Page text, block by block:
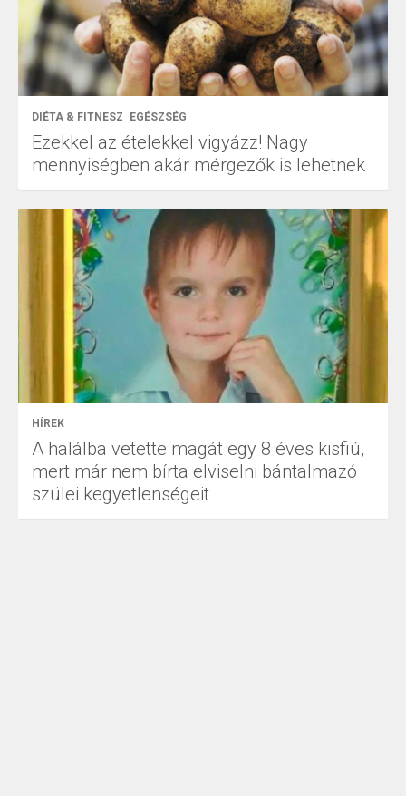
DIÉTA & FITNESZ EGÉSZSÉG
Ezekkel az ételekkel vigyázz! Nagy
mennyiségben akár mérgezők is lehetnek
HÍREK
A halálba vetette magát egy 8 éves kisfiú,
mert már nem bírta elviselni bántalmazó
szülei kegyetlenségeit